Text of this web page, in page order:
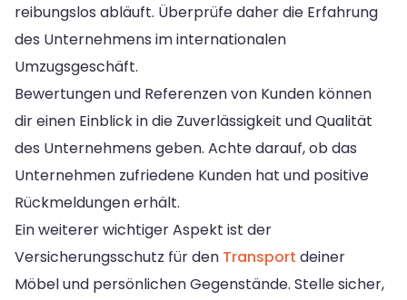
reibungslos abläuft. Überprüfe daher die Erfahrung
des Unternehmens im internationalen
Umzugsgeschäft.
Bewertungen und Referenzen von Kunden können
dir einen Einblick in die Zuverlässigkeit und Qualität
des Unternehmens geben. Achte darauf, ob das
Unternehmen zufriedene Kunden hat und positive
Rückmeldungen erhält.
Ein weiterer wichtiger Aspekt ist der
Versicherungsschutz für den Transport deiner
Möbel und persönlichen Gegenstände. Stelle sicher,